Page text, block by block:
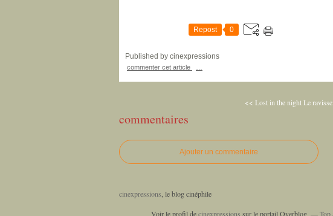
Repost 0
Published by cinexpressions
commenter cet article
<< Lost in the night Le
commentaires
Ajouter un commentaire
cinexpressions , le blog cinéphile
Voir le profil decinexpressions sur le portail Overblog Top